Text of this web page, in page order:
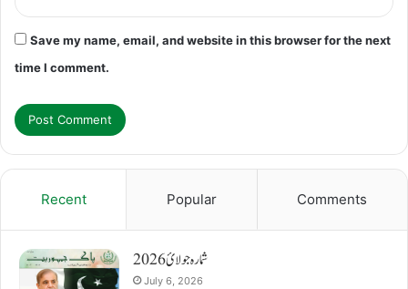
Save my name, email, and website in this browser for the next
time I comment.
Recent Popular Comments
شمارہ جولائ 2026
July 6, 2026